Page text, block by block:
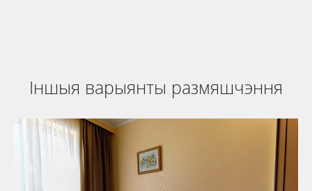
Іншыя варыянты размяшчэння